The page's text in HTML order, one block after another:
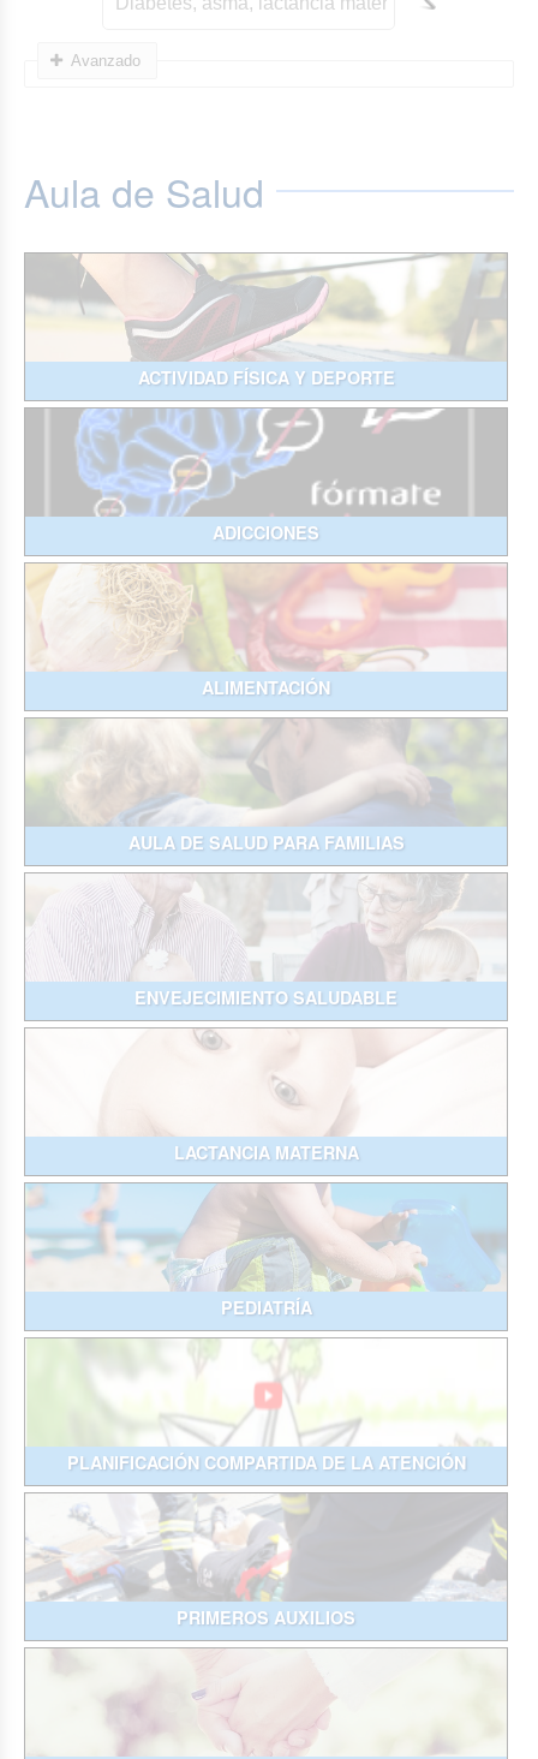
Avanzado
Aula de Salud
ACTIVIDAD FÍSICA Y DEPORTE
ADICCIONES
ALIMENTACIÓN
AULA DE SALUD PARA FAMILIAS
ENVEJECIMIENTO SALUDABLE
LACTANCIA MATERNA
PEDIATRÍA
PLANIFICACIÓN COMPARTIDA DE LA ATENCIÓN
PRIMEROS AUXILIOS